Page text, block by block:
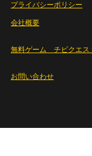
プライバシーポリシー
会社概要
無料ゲーム チビクエス
お問い合わせ